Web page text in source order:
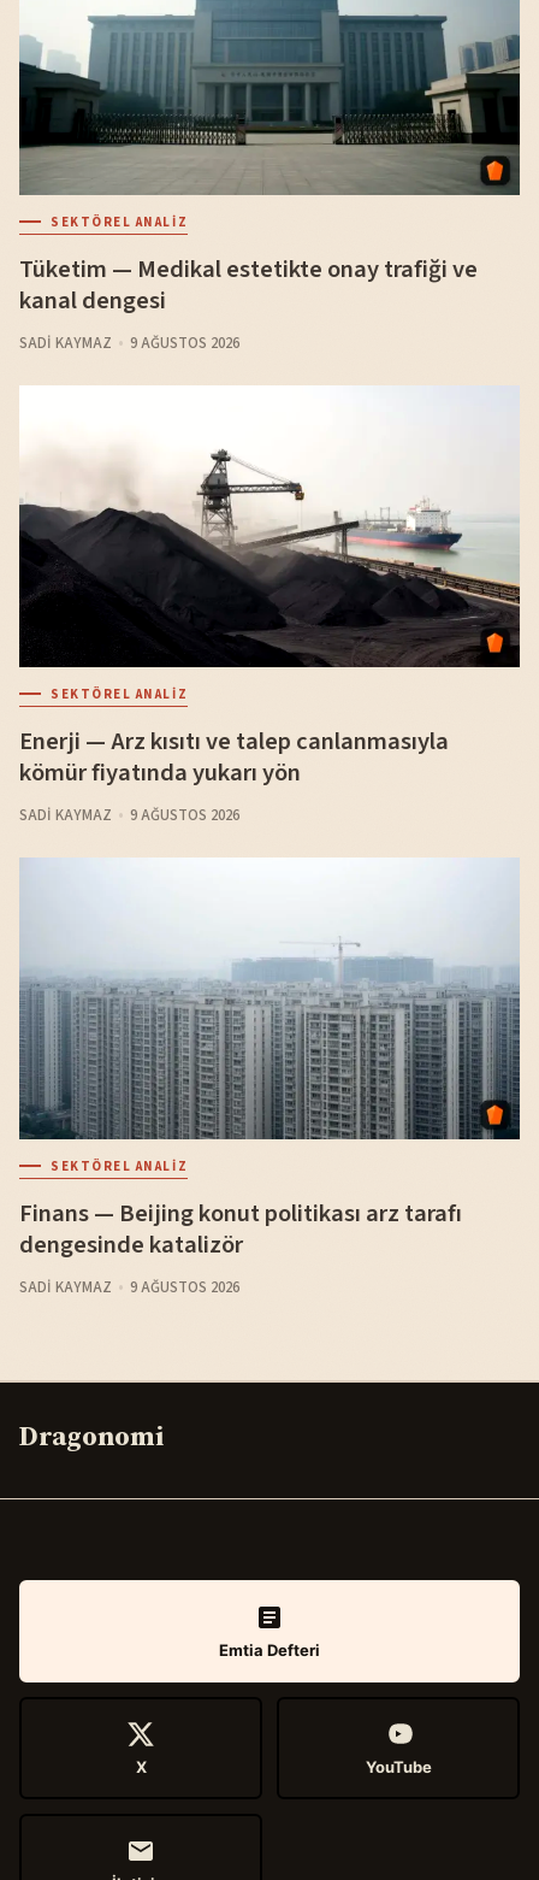
SEKTÖREL ANALIZ
Tüketim — Medikal estetikte onay trafiği ve
kanal dengesi
SADI KAYMAZ 9 AĞUSTOS 2026
SEKTÖREL ANALIZ
Enerji — Arz kısıtı ve talep canlanmasıyla
kömür fiyatında yukarı yön
SADI KAYMAZ 9 AĞUSTOS 2026
SEKTÖREL ANALIZ
Finans — Beijing konut politikası arz tarafı
dengesinde katalizör
SADI KAYMAZ 9 AĞUSTOS 2026
Dragonomi
Emtia Defteri
X YouTube